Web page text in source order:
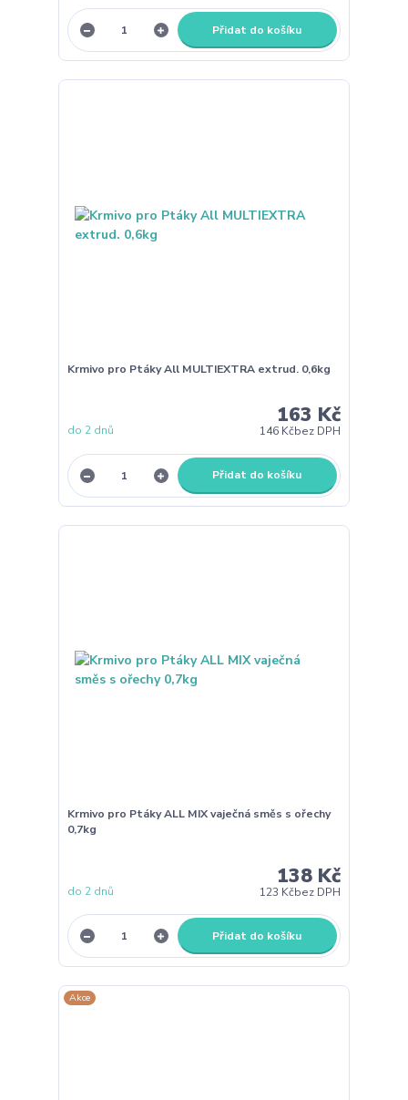
Přidat do košíku
Krmivo pro Ptáky All MULTIEXTRA extrud. 0,6kg
163 Kč
146 Kčbez DPH
do 2 dnů
Přidat do košíku
Krmivo pro Ptáky ALL MIX vaječná směs s ořechy
0,7kg
138 Kč
123 Kčbez DPH
do 2 dnů
Přidat do košíku
Akce